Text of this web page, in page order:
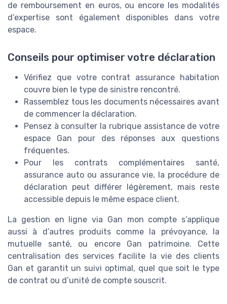
de remboursement en euros, ou encore les modalités
d’expertise sont également disponibles dans votre
espace.
Conseils pour optimiser votre déclaration
Vérifiez que votre contrat assurance habitation
couvre bien le type de sinistre rencontré.
Rassemblez tous les documents nécessaires avant
de commencer la déclaration.
Pensez à consulter la rubrique assistance de votre
espace Gan pour des réponses aux questions
fréquentes.
Pour les contrats complémentaires santé,
assurance auto ou assurance vie, la procédure de
déclaration peut différer légèrement, mais reste
accessible depuis le même espace client.
La gestion en ligne via Gan mon compte s’applique
aussi à d’autres produits comme la prévoyance, la
mutuelle santé, ou encore Gan patrimoine. Cette
centralisation des services facilite la vie des clients
Gan et garantit un suivi optimal, quel que soit le type
de contrat ou d’unité de compte souscrit.